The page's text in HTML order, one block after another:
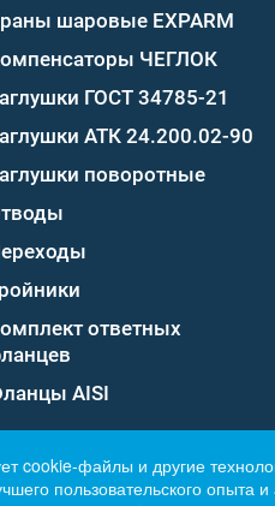
шаровые EXPARM
ЧЕГЛОК
ГОСТ 34785-21
АТК 24.200.02-90
поворотные
ответных
AISI
cookie-файлы и другие
пользовательского опыта